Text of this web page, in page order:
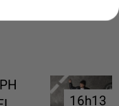
16h13
16h13